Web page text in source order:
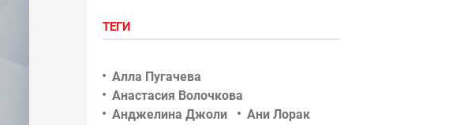
ТЕГИ
Алла Пугачева
Анастасия Волочкова
Анджелина Джоли
Ани Лорак